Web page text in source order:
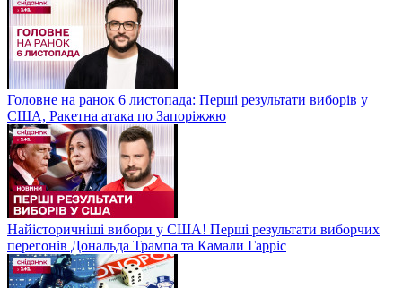
Головне на ранок 6 листопада: Перші результати виборів у
США, Ракетна атака по Запоріжжю
Найісторичніші вибори у США! Перші результати виборчих
перегонів Дональда Трампа та Камали Гарріс